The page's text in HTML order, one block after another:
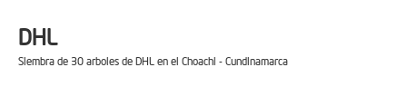
DHL
Siembra de 30 arboles de DHL en el Choachi - Cundinamarca